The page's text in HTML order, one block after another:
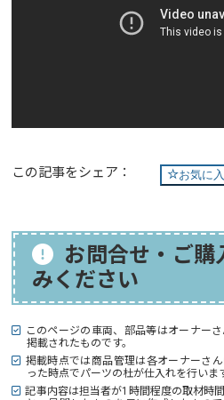
お気に
この記事をシェア：
お問合せ・ご購
みください
このページの車両、部品等はオーナー
掲載されたものです。
掲載時点では商品管理は各オーナーさ
った時点でパーツの杜が仕入れを行いま
記事内容は担当者が1時間程度の取材時